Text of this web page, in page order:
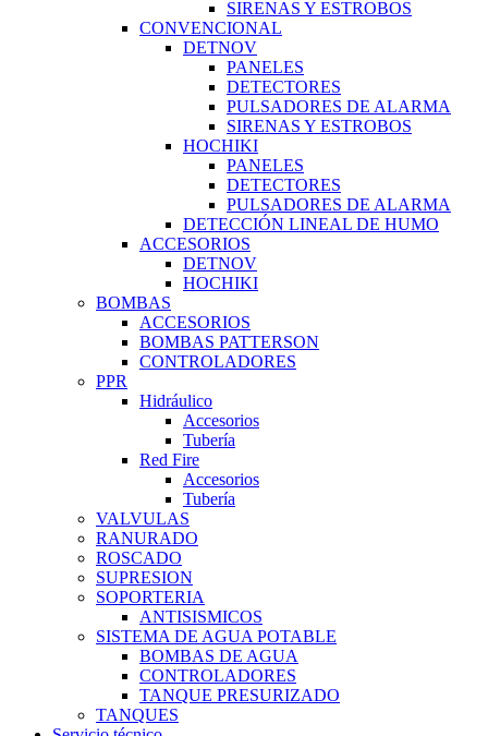
SIRENAS Y ESTROBOS
CONVENCIONAL
DETNOV
PANELES
DETECTORES
PULSADORES DE ALARMA
SIRENAS Y ESTROBOS
HOCHIKI
PANELES
DETECTORES
PULSADORES DE ALARMA
DETECCIÓN LINEAL DE HUMO
ACCESORIOS
DETNOV
HOCHIKI
BOMBAS
ACCESORIOS
BOMBAS PATTERSON
CONTROLADORES
PPR
Hidráulico
Accesorios
Tubería
Red Fire
Accesorios
Tubería
VALVULAS
RANURADO
ROSCADO
SUPRESION
SOPORTERIA
ANTISISMICOS
SISTEMA DE AGUA POTABLE
BOMBAS DE AGUA
CONTROLADORES
TANQUE PRESURIZADO
TANQUES